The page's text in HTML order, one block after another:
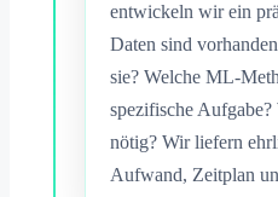
entwickeln wir ein
Daten sind
sie? Welche ML-
spezifische
nötig? Wir liefern
Aufwand, Zeitplan